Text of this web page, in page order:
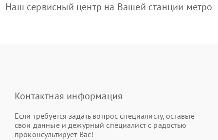
Наш сервисный центр на Вашей станции метро
Контактная информация
Если требуется задать вопрос специалисту, оставьте
свои данные и дежурный специалист с радостью
проконсультирует Вас!